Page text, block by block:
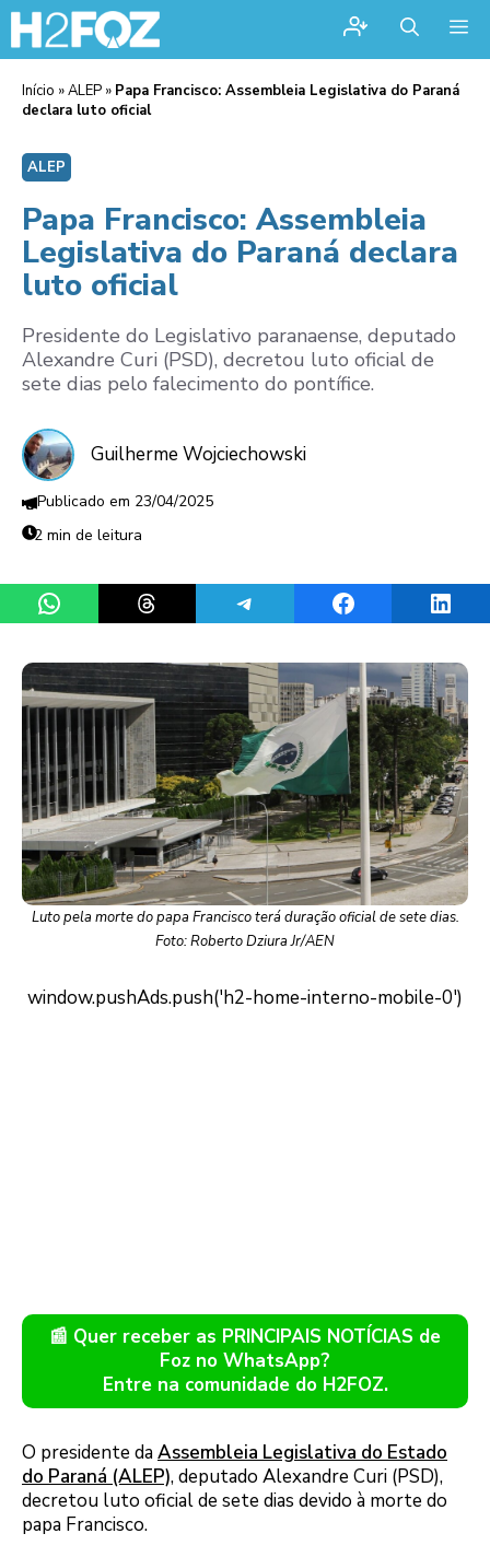
Início »ALEP » Papa Francisco: Assembleia Legislativa do Paraná
declara luto oficial
ALEP
Papa Francisco: Assembleia
Legislativa do Paraná declara
luto oficial
Presidente do Legislativo paranaense, deputado
Alexandre Curi (PSD), decretou luto oficial de
sete dias pelo falecimento do pontífice.
Guilherme Wojciechowski
23/04/2025
2 min de leitura
Share on WhatsAppShare on ThreadsShare on TelegramShare on Facebook
Luto pela morte do papa Francisco terá duração oficial de sete dias.
Foto: Roberto Dziura Jr/AEN
📰 Quer receber as PRINCIPAIS NOTÍCIAS de
Foz no WhatsApp?
Entre na comunidade do H2FOZ.
O presidente daAssembleia Legislativa do Estado
do Paraná (ALEP), deputado Alexandre Curi (PSD),
decretou luto oficial de sete dias devido à morte do
papa Francisco.